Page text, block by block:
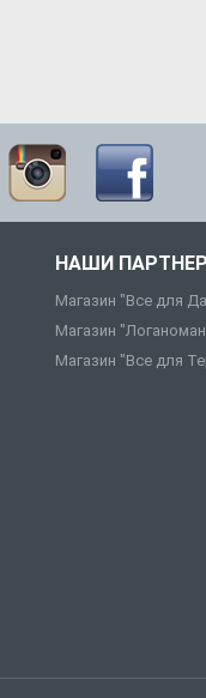
НАШИ
Магазин "Все для
Магазин
Магазин "Все для